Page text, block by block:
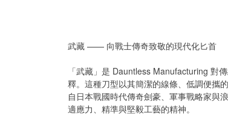
武藏 —— 向戰士傳奇致敬的現代化匕首
「武藏」是 Dauntless Manufacturing 對
釋。這種刀型以其簡潔的線條、低調便攜
自日本戰國時代傳奇劍豪、軍事戰略家
適應力、精準與堅毅工藝的精神。